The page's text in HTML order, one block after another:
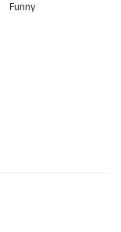
Funny